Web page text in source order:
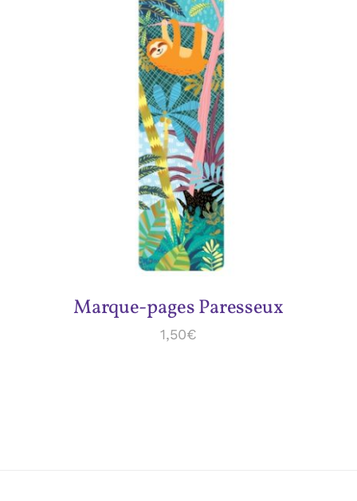
ADD TO CART
/
Marque-pages Paresseux
1,50€